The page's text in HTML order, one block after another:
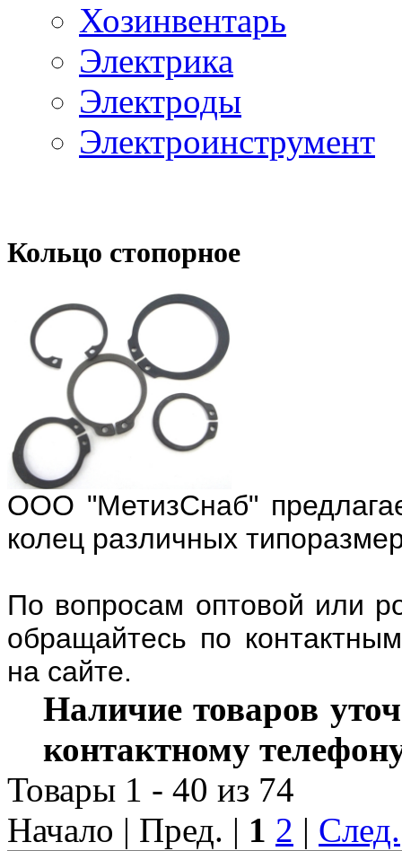
Хозинвентарь
Электрика
Электроды
Электроинструмент
Кольцо стопорное
ООО "МетизСнаб"
колец различных
По вопросам оптовой или
обращайтесь по
на сайте.
Наличие товаров
контактному
Товары 1 - 40 из 74
Начало | Пред. | 1 2 | След.